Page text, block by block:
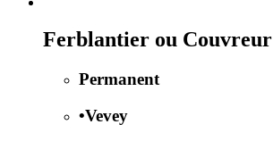
Ferblantier ou Couvreur
Permanent
•Vevey